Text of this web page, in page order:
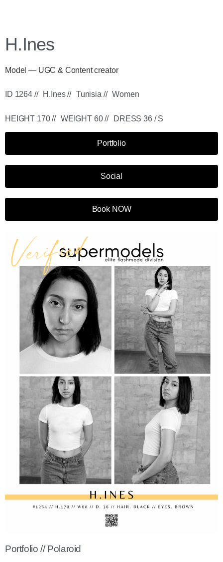
H.Ines
Model — UGC & Content creator
ID 1264 // H.Ines // Tunisia // Women
HEIGHT 170 // WEIGHT 60 // DRESS 36 / S
Portfolio
Social
Book NOW
Portfolio // Polaroid